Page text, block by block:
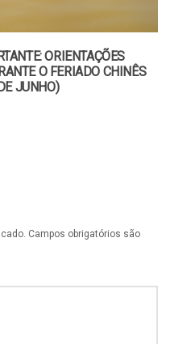
ORIENTAÇÕES
O FERIADO CHINÊS
JUNHO)
Campos obrigatórios são